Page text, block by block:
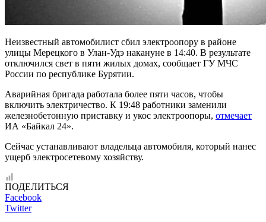
Неизвестный автомобилист сбил электроопору в районе
улицы Мерецкого в Улан-Удэ накануне в 14:40. В результате
отключился свет в пяти жилых домах, сообщает ГУ МЧС
России по республике Бурятии.
Аварийная бригада работала более пяти часов, чтобы
включить электричество. К 19:48 работники заменили
железнобетонную приставку и укос электроопоры, отмечает
ИА «Байкал 24».
Сейчас устанавливают владельца автомобиля, который нанес
ущерб электросетевому хозяйству.
ПОДЕЛИТЬСЯ
Facebook
Twitter